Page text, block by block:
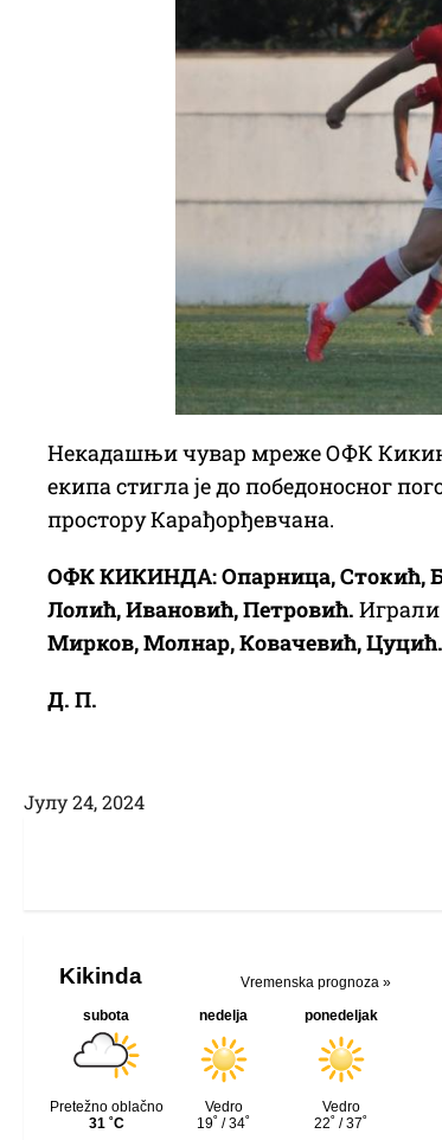
Некадашњи чувар мреже ОФК
екипа стигла је до победоносног
простору Карађорђевчана.
ОФК КИКИНДА: Опарница, Стокић,
Лолић, Ивановић, Петровић. Играли
Мирков, Молнар, Ковачевић, Цуцић.
Д. П.
Јулy 24, 2024